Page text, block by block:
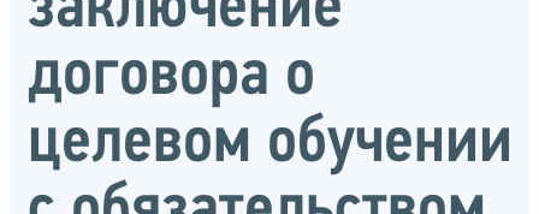
договора о
целевом обучении